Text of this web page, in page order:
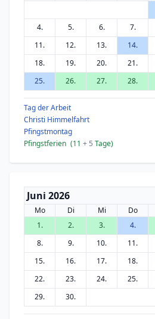
4.
5. 6. 7.
11.
12. 13. 14.
18.
19. 20. 21.
25.
26. 27. 28.
Tag der Arbeit
Christi Himmelfahrt
Pfingstmontag
Pfingstferien (11 + 5 Tage)
Juni 2026
Mo Di Mi Do
1.
2. 3. 4.
8.
9. 10. 11.
15.
16. 17. 18.
22.
23. 24. 25.
29.
30.